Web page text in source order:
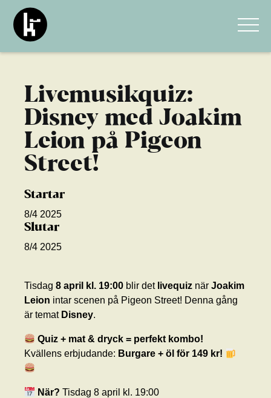
Livemusikquiz:
Disney med Joakim
Leion på Pigeon
Street!
Startar
8/4 2025
Slutar
8/4 2025
Tisdag 8 april kl. 19:00 blir det livequiz när Joakim
Leion intar scenen på Pigeon Street! Denna gång
är temat Disney.
Quiz + mat & dryck = perfekt kombo!
Kvällens erbjudande: Burgare + öl för 149 kr!
När? Tisdag 8 april kl. 19:00